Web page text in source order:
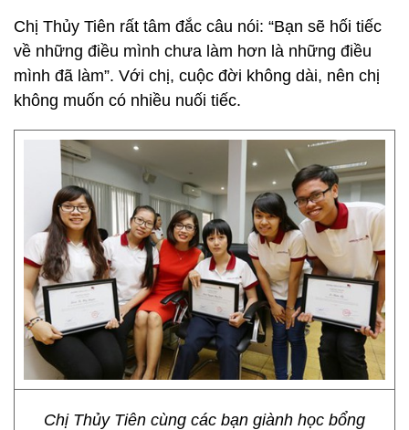
Chị Thủy Tiên rất tâm đắc câu nói: “Bạn sẽ hối tiếc
về những điều mình chưa làm hơn là những điều
mình đã làm”. Với chị, cuộc đời không dài, nên chị
không muốn có nhiều nuối tiếc.
Chị Thủy Tiên cùng các bạn giành học bổng